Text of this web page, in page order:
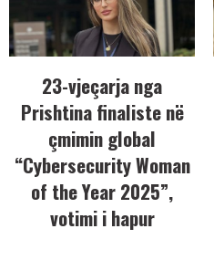
23-vjeçarja nga
Prishtina finaliste në
çmimin global
“Cybersecurity Woman
of the Year 2025”,
votimi i hapur